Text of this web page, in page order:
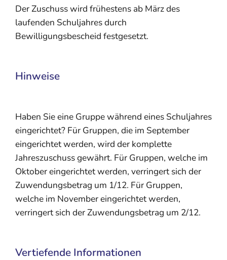
Der Zuschuss wird frühestens ab März des
laufenden Schuljahres durch
Bewilligungsbescheid festgesetzt.
Hinweise
Haben Sie eine Gruppe während eines Schuljahres
eingerichtet? Für Gruppen, die im September
eingerichtet werden, wird der komplette
Jahreszuschuss gewährt. Für Gruppen, welche im
Oktober eingerichtet werden, verringert sich der
Zuwendungsbetrag um 1/12. Für Gruppen,
welche im November eingerichtet werden,
verringert sich der Zuwendungsbetrag um 2/12.
Vertiefende Informationen